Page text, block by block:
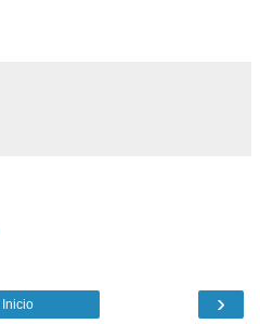
›
Inicio